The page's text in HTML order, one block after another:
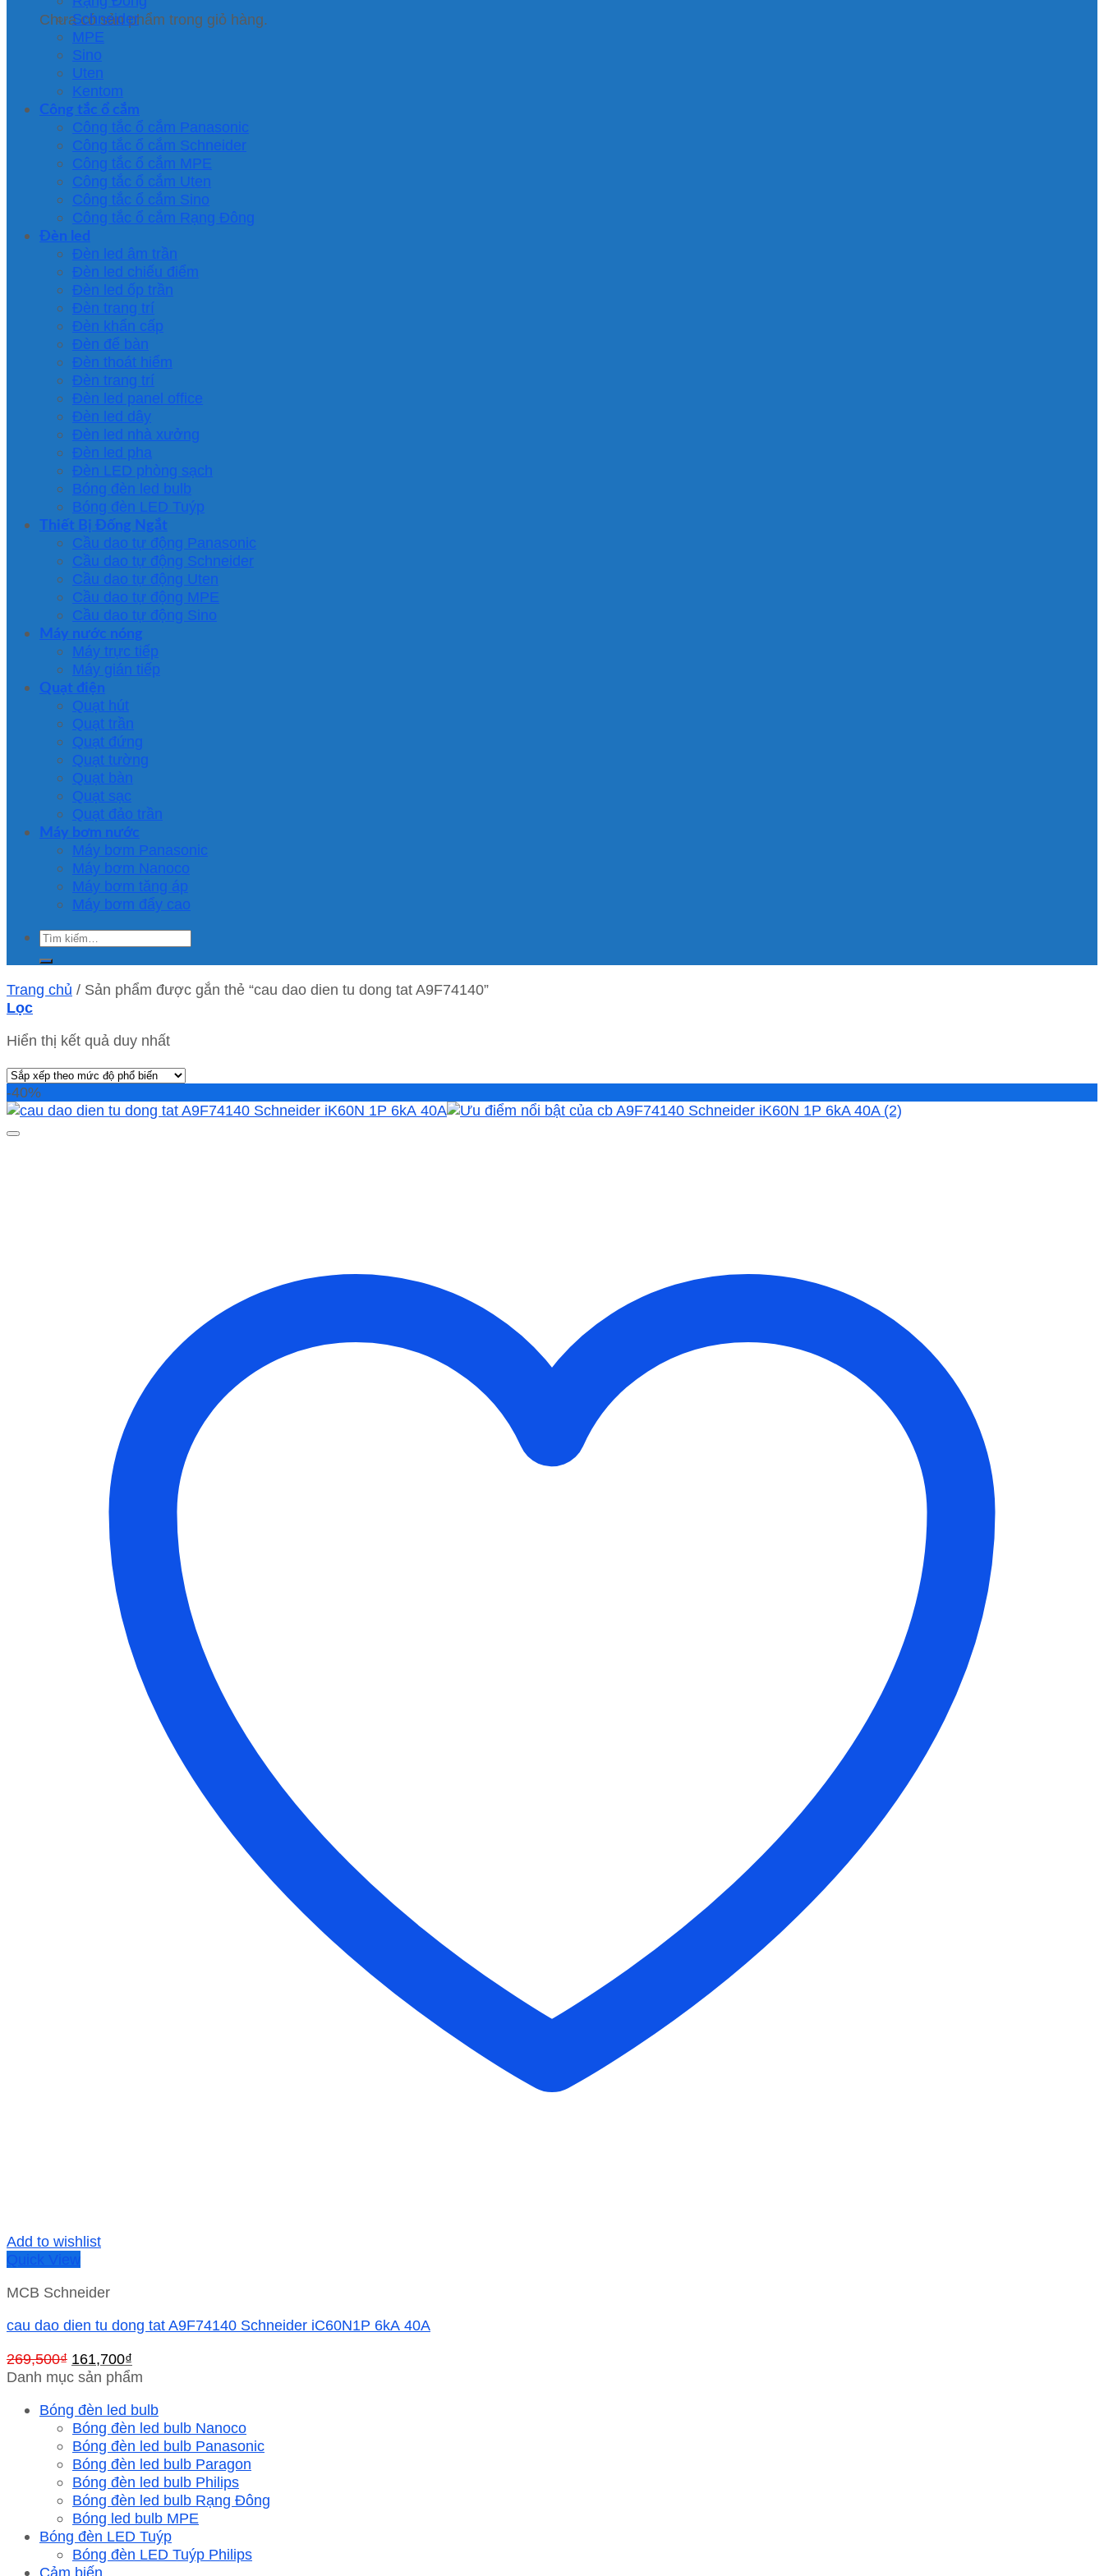
Chưa có sản phẩm trong giỏ hàng.
Schneider
MPE
Sino
Uten
Kentom
Công tắc ổ cắm
Công tắc ổ cắm Panasonic
Công tắc ổ cắm Schneider
Công tắc ổ cắm MPE
Công tắc ổ cắm Uten
Công tắc ổ cắm Sino
Công tắc ổ cắm Rạng Đông
Đèn led
Đèn led âm trần
Đèn led chiếu điểm
Đèn led ốp trần
Đèn trang trí
Đèn khẩn cấp
Đèn để bàn
Đèn thoát hiểm
Đèn trang trí
Đèn led panel office
Đèn led dây
Đèn led nhà xưởng
Đèn led pha
Đèn LED phòng sạch
Bóng đèn led bulb
Bóng đèn LED Tuýp
Thiết Bị Đống Ngắt
Cầu dao tự động Panasonic
Cầu dao tự động Schneider
Cầu dao tự động Uten
Cầu dao tự động MPE
Cầu dao tự động Sino
Máy nước nóng
Máy trực tiếp
Máy gián tiếp
Quạt điện
Quạt hút
Quạt trần
Quạt đứng
Quạt tường
Quạt bàn
Quạt sạc
Quạt đảo trần
Máy bơm nước
Máy bơm Panasonic
Máy bơm Nanoco
Máy bơm tăng áp
Máy bơm đẩy cao
Tìm
kiếm:
Trang chủ / Sản phẩm được gắn thẻ “cau dao dien tu dong tat A9F74140”
Lọc
Hiển thị kết quả duy nhất
-40%
Add to wishlist
Quick View
MCB Schneider
cau dao dien tu dong tat A9F74140 Schneider iC60N1P 6kA 40A
269,500₫ Giá
gốc
269,500₫.
161,700₫
hiện
là:
161,700₫.
Danh mục sản phẩm
Bóng đèn led bulb
Bóng đèn led bulb Nanoco
Bóng đèn led bulb Panasonic
Bóng đèn led bulb Paragon
Bóng đèn led bulb Philips
Bóng đèn led bulb Rạng Đông
Bóng led bulb MPE
Bóng đèn LED Tuýp
Bóng đèn LED Tuýp Philips
Cảm biến